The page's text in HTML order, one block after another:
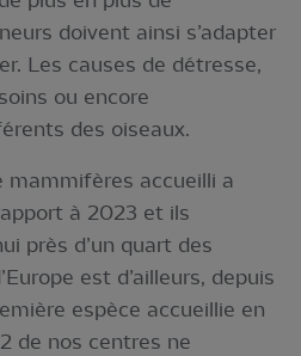
doivent ainsi s’adapter
Les causes de détresse,
ou encore
des oiseaux.
mammifères accueilli a
à 2023 et ils
près d’un quart des
est d’ailleurs, depuis
espèce accueillie en
de nos centres ne